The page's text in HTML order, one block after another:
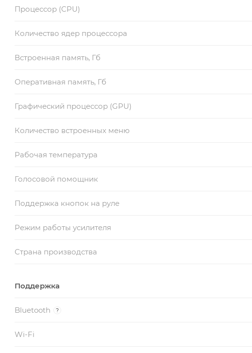
Процессор (CPU)
Количество ядер процессора
Встроенная память, Гб
Оперативная память, Гб
Графический процессор (GPU)
Количество встроенных меню
Рабочая температура
Голосовой помощник
Поддержка кнопок на руле
Режим работы усилителя
Страна производства
Поддержка
Bluetooth ?
Wi-Fi